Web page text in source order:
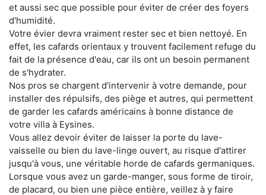
et aussi sec que possible pour éviter de créer des foyers
d'humidité.
Votre évier devra vraiment rester sec et bien nettoyé. En
effet, les cafards orientaux y trouvent facilement refuge du
fait de la présence d'eau, car ils ont un besoin permanent
de s'hydrater.
Nos pros se chargent d'intervenir à votre demande, pour
installer des répulsifs, des piège et autres, qui permettent
de garder les cafards américains à bonne distance de
votre villa à Eysines.
Vous allez devoir éviter de laisser la porte du lave-
vaisselle ou bien du lave-linge ouvert, au risque d'attirer
jusqu'à vous, une véritable horde de cafards germaniques.
Lorsque vous avez un garde-manger, sous forme de tiroir,
de placard, ou bien une pièce entière, veillez à y faire